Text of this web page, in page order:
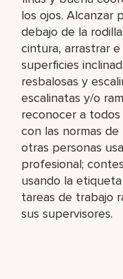
los ojos. Alcanzar
debajo de la
cintura, arrastrar
superficies
resbalosas y
escalinatas y/o
reconocer a
con las normas
otras personas
profesional;
usando la
tareas de trabajo
sus supervisores.